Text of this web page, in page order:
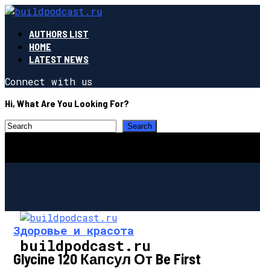
AUTHORS LIST
HOME
LATEST NEWS
Connect with us
Hi, What Are You Looking For?
buildpodcast.ru
Здоровье и красота
Glycine 120 Капсул От Be First